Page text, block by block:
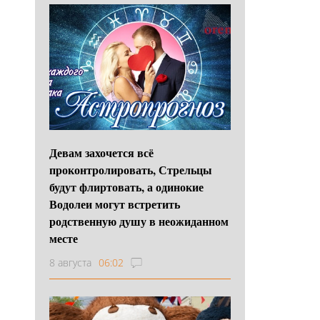
Девам захочется всё
проконтролировать, Стрельцы
будут флиртовать, а одинокие
Водолеи могут встретить
родственную душу в неожиданном
месте
8 августа 06:02